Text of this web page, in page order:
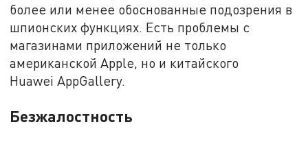
более или менее обоснованные подозрения в
шпионских функциях. Есть проблемы с
магазинами приложений не только
американской Apple, но и китайского
Huawei AppGallery.
Безжалостность